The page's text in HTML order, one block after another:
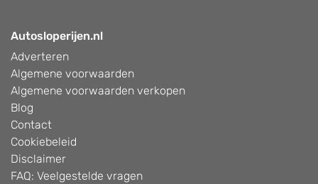
Autosloperijen.nl
Adverteren
Algemene voorwaarden
Algemene voorwaarden verkopen
Blog
Contact
Cookiebeleid
Disclaimer
FAQ: Veelgestelde vragen